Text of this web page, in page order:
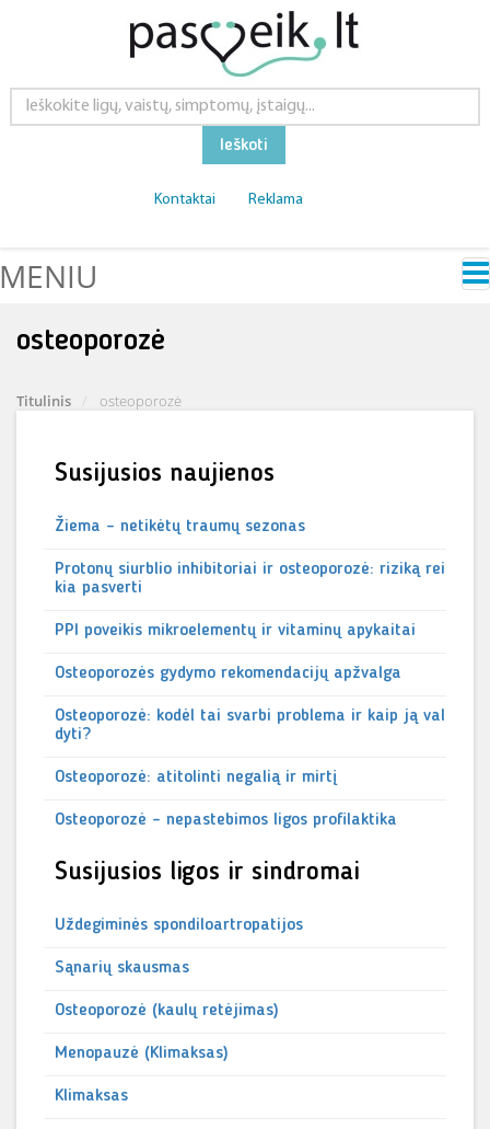
Ieškoti
Kontaktai Reklama
MENIU
osteoporozė
Titulinis osteoporozė
Susijusios naujienos
Žiema – netikėtų traumų sezonas
Protonų siurblio inhibitoriai ir osteoporozė: riziką rei
kia pasverti
PPI poveikis mikroelementų ir vitaminų apykaitai
Osteoporozės gydymo rekomendacijų apžvalga
Osteoporozė: kodėl tai svarbi problema ir kaip ją val
dyti?
Osteoporozė: atitolinti negalią ir mirtį
Osteoporozė - nepastebimos ligos profilaktika
Susijusios ligos ir sindromai
Uždegiminės spondiloartropatijos
Sąnarių skausmas
Osteoporozė (kaulų retėjimas)
Menopauzė (Klimaksas)
Klimaksas